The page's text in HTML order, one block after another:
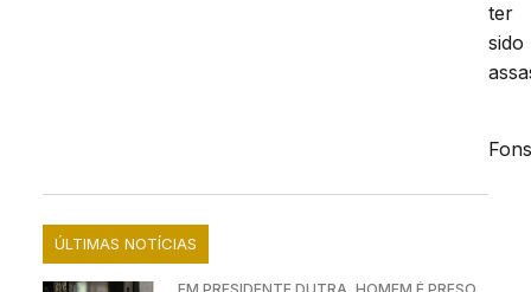
ter
sido
ÚLTIMAS NOTÍCIAS